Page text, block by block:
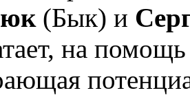
(Бык) и
на